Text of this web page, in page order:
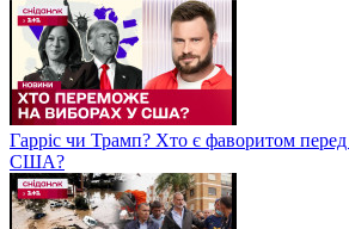
Гарріс чи Трамп? Хто є фаворитом
США?